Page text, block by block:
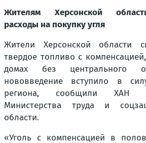
Жителям Херсонской
расходы на покупку угля
Жители Херсонской области
твердое топливо с
домах без центрального
нововведение вступило в
региона, сообщили ХАН
Министерства труда и
области.
«Уголь с компенсацией в